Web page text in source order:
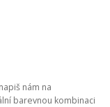
nám na
barevnou kombinaci